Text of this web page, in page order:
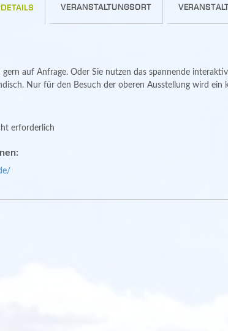
VERANSTALTUNGSORT
gern auf Anfrage. Oder Sie nutzen das spannende
Nur für den Besuch der oberen Ausstellung wird ein
erforderlich